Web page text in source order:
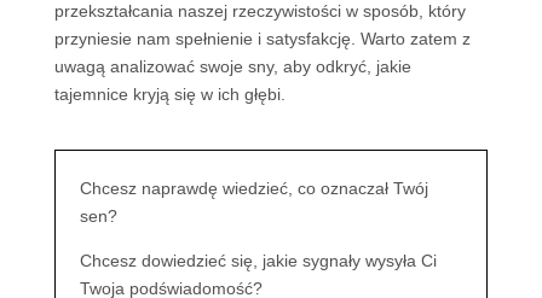
przekształcania naszej rzeczywistości w sposób, który
przyniesie nam spełnienie i satysfakcję. Warto zatem z
uwagą analizować swoje sny, aby odkryć, jakie
tajemnice kryją się w ich głębi.
Chcesz naprawdę wiedzieć, co oznaczał Twój
sen?
Chcesz dowiedzieć się, jakie sygnały wysyła Ci
Twoja podświadomość?